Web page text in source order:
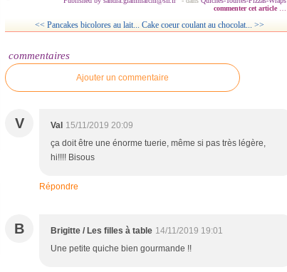
commenter cet article
<< Pancakes bicolores au lait... Cake coeur coulant au chocolat... >>
commentaires
Ajouter un commentaire
V Val 15/11/2019 20:09
ça doit être une énorme tuerie, même si pas très légère,
hi!!!! Bisous
Répondre
B Brigitte / Les filles à table 14/11/2019 19:01
Une petite quiche bien gourmande !!